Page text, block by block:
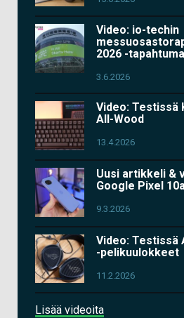
Video: io-techin
2026 -
3.6.2026
Video: Testissä
All-Wood
13.4.2026
Uusi artikkeli &
Google Pixel
9.3.2026
Video: Testissä
-pelikuulokkeet
11.2.2026
Lisää videoita